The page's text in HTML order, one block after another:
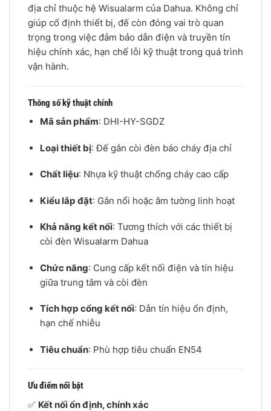
địa chỉ thuộc hệ Wisualarm của Dahua. Không chỉ
giúp cố định thiết bị, đế còn đóng vai trò quan
trọng trong việc đảm bảo dẫn điện và truyền tín
hiệu chính xác, hạn chế lỗi kỹ thuật trong quá trình
vận hành.
Thông số kỹ thuật chính
Mã sản phẩm: DHI-HY-SGDZ
Loại thiết bị: Đế gắn còi đèn báo cháy địa chỉ
Chất liệu: Nhựa kỹ thuật chống cháy cao cấp
Kiểu lắp đặt: Gắn nổi hoặc âm tường linh hoạt
Khả năng kết nối: Tương thích với các thiết bị
còi đèn Wisualarm Dahua
Chức năng: Cung cấp kết nối điện và tín hiệu
giữa trung tâm và còi đèn
Tích hợp cổng kết nối: Dẫn tín hiệu ổn định,
hạn chế nhiễu
Tiêu chuẩn: Phù hợp tiêu chuẩn EN54
Ưu điểm nổi bật
✅ Kết nối ổn định, chính xác